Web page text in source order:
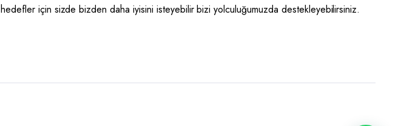
hedefler için sizde bizden daha iyisini isteyebilir bizi yolculuğumuzda destekleyebilirsiniz.